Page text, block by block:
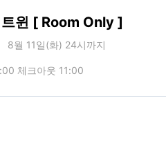
윈 [ Room Only ]
8월 11일(화) 24시까지
체크아웃 11:00